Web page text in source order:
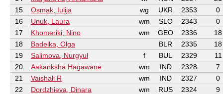
15
Osmak, Iulija wg UKR 2353
0
16
Unuk, Laura wm SLO 2343
0
17
Khomeriki, Nino wm GEO 2336
18
18
Badelka, Olga BLR 2335
18
19
Salimova, Nurgyul f BUL 2329
11
20
Aakanksha Hagawane wm IND 2328
7
21
Vaishali R wm IND 2327
0
22
Dordzhieva, Dinara wm RUS 2324
9